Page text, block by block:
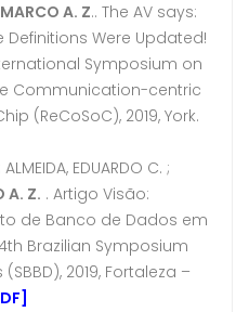
A. Z.. The AV says:
Definitions Were Updated!
Symposium on
Communication-centric
(ReCoSoC), 2019, York.
ALMEIDA, EDUARDO C. ;
A. Z. . Artigo Visão:
de Banco de Dados em
Brazilian Symposium
2019, Fortaleza –